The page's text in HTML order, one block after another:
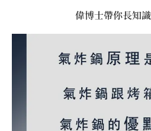
偉博士帶你長知